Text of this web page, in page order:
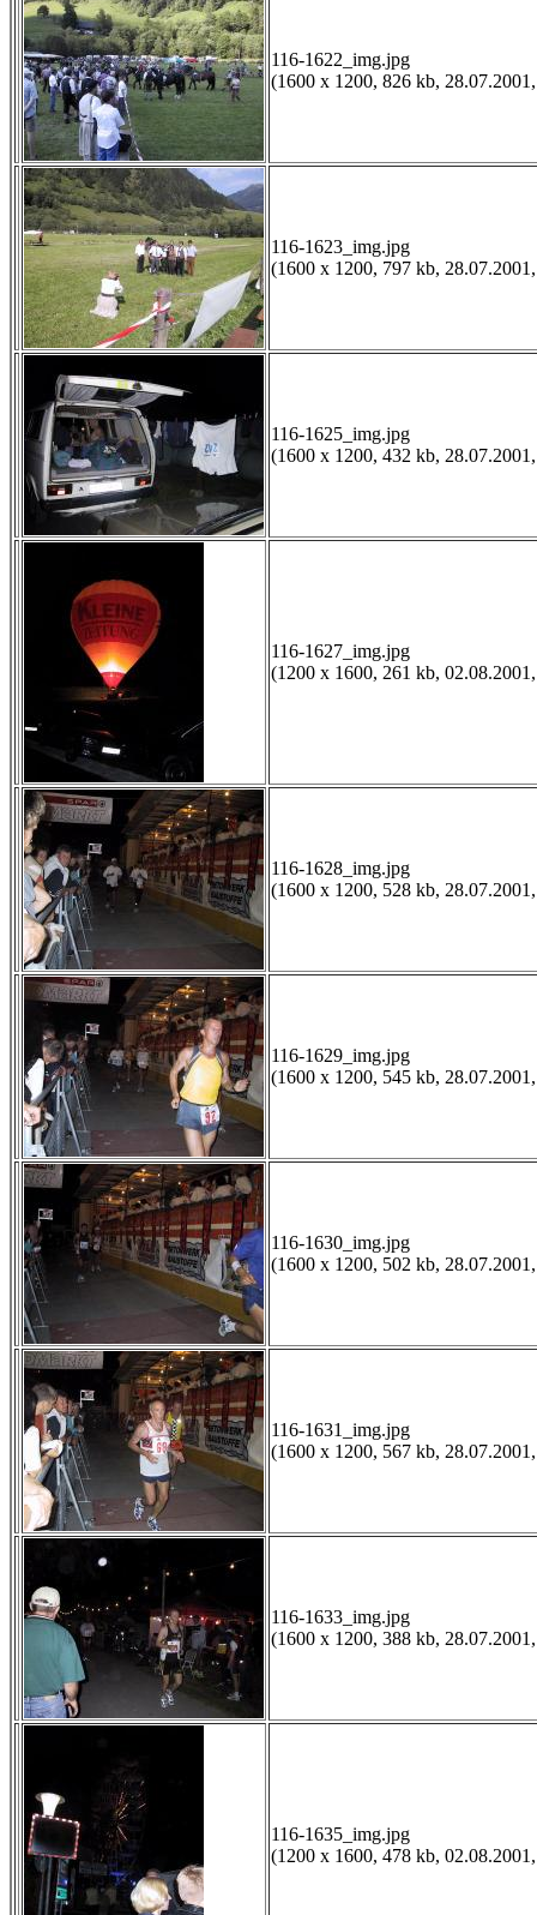
116-1622_img.jpg
(1600 x 1200, 826 kb,
116-1623_img.jpg
(1600 x 1200, 797 kb,
116-1625_img.jpg
(1600 x 1200, 432 kb,
116-1627_img.jpg
(1200 x 1600, 261 kb,
116-1628_img.jpg
(1600 x 1200, 528 kb,
116-1629_img.jpg
(1600 x 1200, 545 kb,
116-1630_img.jpg
(1600 x 1200, 502 kb,
116-1631_img.jpg
(1600 x 1200, 567 kb,
116-1633_img.jpg
(1600 x 1200, 388 kb,
116-1635_img.jpg
(1200 x 1600, 478 kb,